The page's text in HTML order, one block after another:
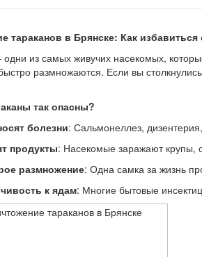
тараканов в Брянске: Как
из самых живучих насекомых,
размножаются. Если вы
так опасны?
болезни: Сальмонеллез,
продукты: Насекомые заражают крупы,
размножение: Одна самка за жизнь
к ядам: Многие бытовые